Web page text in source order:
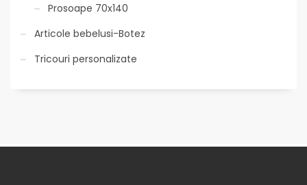
Prosoape 70x140
Articole bebelusi-Botez
Tricouri personalizate